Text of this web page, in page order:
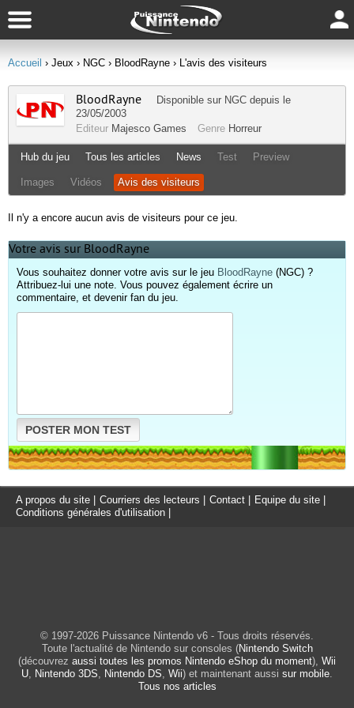
Accueil › Jeux › NGC › BloodRayne › L'avis des visiteurs
BloodRayne Disponible sur NGC depuis le
23/05/2003
Editeur Majesco Games Genre Horreur
Hub du jeu Tous les articles News Test Preview
Images Vidéos Avis des visiteurs
Il n'y a encore aucun avis de visiteurs pour ce jeu.
Votre avis sur BloodRayne
Vous souhaitez donner votre avis sur le jeu BloodRayne (NGC) ?
Attribuez-lui une note. Vous pouvez également écrire un
commentaire, et devenir fan du jeu.
POSTER MON TEST
A propos du site Courriers des lecteurs Contact Equipe du site
Conditions générales d'utilisation
© 1997-2026 Puissance Nintendo v6 - Tous droits réservés.
Toute l'actualité de Nintendo sur consoles (Nintendo Switch
(découvrez aussi toutes les promos Nintendo eShop du moment), Wii
U, Nintendo 3DS, Nintendo DS, Wii) et maintenant aussi sur mobile.
Tous nos articles